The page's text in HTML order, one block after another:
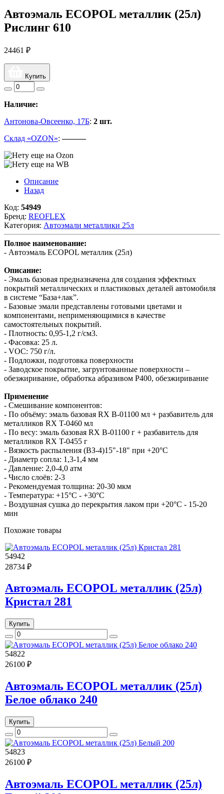
Автоэмаль ECOPOL металлик (25л)
Рислинг 610
24461 ₽
Купить
Наличие:
Антонова-Овсеенко, 17Б: 2 шт.
Склад «OZON»:———
Описание
Назад
Код: 54949
Бренд: REOFLEX
Категория: Автоэмали металлики 25л
Полное наименование:
- Автоэмаль ECOPOL металлик (25л)
Описание:
- Эмаль базовая предназначена для создания эффектных
покрытий металлических и пластиковых деталей автомобиля
в системе “База+лак”.
- Базовые эмали представлены готовыми цветами и
компонентами, неприменяющимися в качестве
самостоятельных покрытий.
- Плотность: 0,95-1,2 г/см3.
- Фасовка: 25 л.
- VOC: 750 г/л.
- Подложки, подготовка поверхности
- Заводское покрытие, загрунтованные поверхности –
обезжиривание, обработка абразивом Р400, обезжиривание
Применение
- Смешивание компонентов:
- По объёму: эмаль базовая RX B-01100 мл + разбавитель для
металликов RX T-0460 мл
- По весу: эмаль базовая RX B-01100 г + разбавитель для
металликов RX T-0455 г
- Вязкость распыления (ВЗ-4)15"-18" при +20°С
- Диаметр сопла: 1,3-1,4 мм
- Давление: 2,0-4,0 атм
- Число слоёв: 2-3
- Рекомендуемая толщина: 20-30 мкм
- Температура: +15°С - +30°С
- Воздушная сушка до перекрытия лаком при +20°С - 15-20
мин
Похожие товары
54942
28734 ₽
Автоэмаль ECOPOL металлик (25л)
Кристал 281
Купить
54822
26100 ₽
Автоэмаль ECOPOL металлик (25л)
Белое облако 240
Купить
54823
26100 ₽
Автоэмаль ECOPOL металлик (25л)